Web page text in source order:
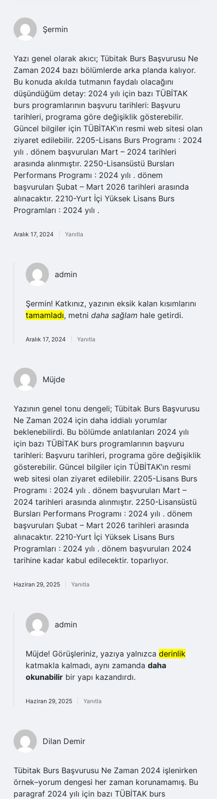
Şermin
Yazı genel olarak akıcı; Tübitak Burs Başvurusu Ne
Zaman 2024 bazı bölümlerde arka planda kalıyor.
Bu konuda akılda tutmanın faydalı olacağını
düşündüğüm detay: 2024 yılı için bazı TÜBİTAK
burs programlarının başvuru tarihleri: Başvuru
tarihleri, programa göre değişiklik gösterebilir.
Güncel bilgiler için TÜBİTAK’ın resmi web sitesi olan
ziyaret edilebilir. 2205-Lisans Burs Programı : 2024
yılı . dönem başvuruları Mart – 2024 tarihleri
arasında alınmıştır. 2250-Lisansüstü Bursları
Performans Programı : 2024 yılı . dönem
başvuruları Şubat – Mart 2026 tarihleri arasında
alınacaktır. 2210-Yurt İçi Yüksek Lisans Burs
Programları : 2024 yılı .
Aralık 17, 2024 Yanıtla
admin
Şermin! Katkınız, yazının eksik kalan kısımlarını
tamamladı, metni daha sağlam hale getirdi.
Aralık 17, 2024 Yanıtla
Müjde
Yazının genel tonu dengeli; Tübitak Burs Başvurusu
Ne Zaman 2024 için daha iddialı yorumlar
beklenebilirdi. Bu bölümde anlatılanları 2024 yılı
için bazı TÜBİTAK burs programlarının başvuru
tarihleri: Başvuru tarihleri, programa göre değişiklik
gösterebilir. Güncel bilgiler için TÜBİTAK’ın resmi
web sitesi olan ziyaret edilebilir. 2205-Lisans Burs
Programı : 2024 yılı . dönem başvuruları Mart –
2024 tarihleri arasında alınmıştır. 2250-Lisansüstü
Bursları Performans Programı : 2024 yılı . dönem
başvuruları Şubat – Mart 2026 tarihleri arasında
alınacaktır. 2210-Yurt İçi Yüksek Lisans Burs
Programları : 2024 yılı . dönem başvuruları 2024
tarihine kadar kabul edilecektir. toparlıyor.
Haziran 29, 2025 Yanıtla
admin
Müjde! Görüşleriniz, yazıya yalnızca derinlik
katmakla kalmadı, aynı zamanda daha
okunabilir bir yapı kazandırdı.
Haziran 29, 2025 Yanıtla
Dilan Demir
Tübitak Burs Başvurusu Ne Zaman 2024 işlenirken
örnek–yorum dengesi her zaman korunamamış. Bu
paragraf 2024 yılı için bazı TÜBİTAK burs